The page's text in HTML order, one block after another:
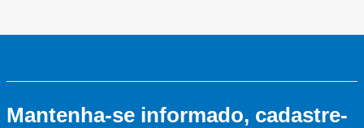
Mantenha-se informado, cadastre-